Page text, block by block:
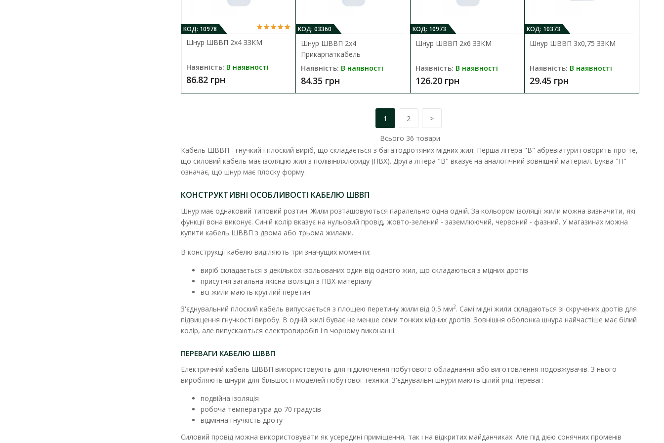
машин і приладів побутового і аналогічно з..
13.99 грн
Шнур ШВВП 2х0,5 Прикарпаткабель чорний
В наявності
Провід марки ШВВП призначений для приєднання до електромережі
побутових приладів, світильників, кух..
В порівняння
Шнур ШВВП 2х0,75 ЗЗКМ
Наявність: В наявності
Провід марки ШВВП призначений для приєднання електричних
машин і приладів побутового і аналогічно з..
В порівняння
КОД: 10978
Шнур ШВВП 2х4 ЗЗКМ
Наявність: В наявності
86.82 грн
КОД: 03360
Шнур ШВВП 2х4
Прикарпаткабель
Наявність: В наявності
84.35 грн
КОД: 10973
Шнур ШВВП 2х6 ЗЗКМ
Наявність: В наявності
126.20 грн
КОД: 10373
Шнур ШВВП 3х0,75 ЗЗКМ
Наявність: В наявності
29.45 грн
1 2 >
Всього 36 товари
Кабель ШВВП - гнучкий і плоский виріб, що складається з багатодротяних мідних жил. Перша літера "В" абревіатури говорить про те,
що силовий кабель має ізоляцію жил з полівінілхлориду (ПВХ). Друга літера "В" вказує на аналогічний зовнішній матеріал. Буква "П"
означає, що шнур має плоску форму.
КОНСТРУКТИВНІ ОСОБЛИВОСТІ КАБЕЛЮ ШВВП
Шнур має однаковий типовий розтин. Жили розташовуються паралельно одна одній. За кольором ізоляції жили можна визначити, які
функції вона виконує. Синій колір вказує на нульовий провід, жовто-зелений - заземлюючий, червоний - фазний. У магазинах можна
купити кабель ШВВП з двома або трьома жилами.
В конструкції кабелю виділяють три значущих моменти:
виріб складається з декількох ізольованих один від одного жил, що складаються з мідних дротів
присутня загальна якісна ізоляція з ПВХ-матеріалу
всі жили мають круглий перетин
З'єднувальний плоский кабель випускається з площею перетину жили від 0,5 мм2. Самі мідні жили складаються зі скручених дротів для
підвищення гнучкості виробу. В одній жилі буває не менше семи тонких мідних дротів. Зовнішня оболонка шнура найчастіше має білий
колір, але випускаються електровиробів і в чорному виконанні.
ПЕРЕВАГИ КАБЕЛЮ ШВВП
Електричний кабель ШВВП використовують для підключення побутового обладнання або виготовлення подовжувачів. З нього
виробляють шнури для більшості моделей побутової техніки. З'єднувальні шнури мають цілий ряд переваг:
подвійна ізоляція
робоча температура до 70 градусів
відмінна гнучкість дроту
Силовий провід можна використовувати як усередині приміщення, так і на відкритих майданчиках. Але під дією сонячних променів